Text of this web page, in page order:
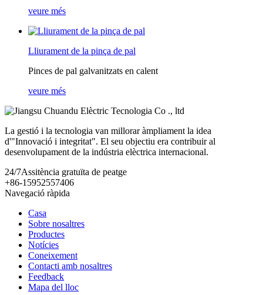
veure més
Lliurament de la pinça de pal
Pinces de pal galvanitzats en calent
veure més
La gestió i la tecnologia van millorar àmpliament la idea
d'"Innovació i integritat". El seu objectiu era contribuir al
desenvolupament de la indústria elèctrica internacional.
24/7Assitència gratuïta de peatge
+86-15952557406
Navegació ràpida
Casa
Sobre nosaltres
Productes
Notícies
Coneixement
Contacti amb nosaltres
Feedback
Mapa del lloc